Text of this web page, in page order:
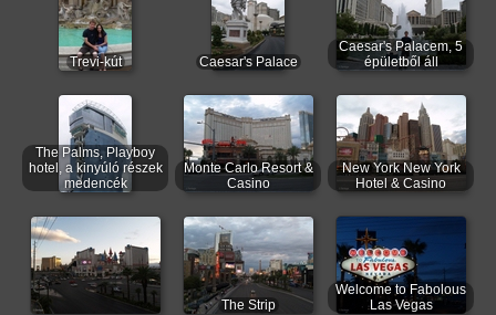
Trevi-kút Caesar's Palace
Caesar's Palacem, 5
épületből áll
The Palms, Playboy
hotel, a kinyúló részek
medencék
Monte Carlo Resort &
Casino
New York New York
Hotel & Casino
The Strip
Welcome to Fabolous
Las Vegas